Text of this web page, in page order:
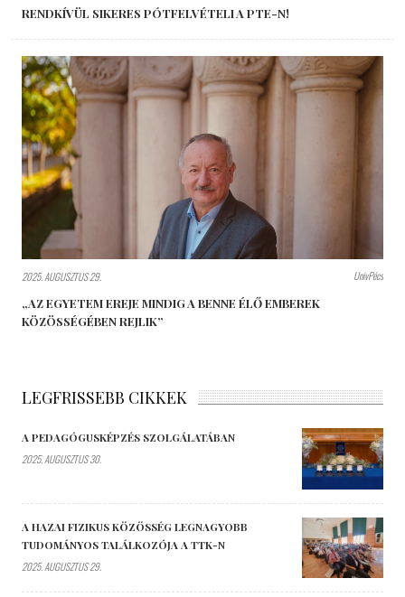
RENDKÍVÜL SIKERES PÓTFELVÉTELI A PTE-N!
2025. AUGUSZTUS 29. UnivPécs
„AZ EGYETEM EREJE MINDIG A BENNE ÉLŐ EMBEREK
KÖZÖSSÉGÉBEN REJLIK”
LEGFRISSEBB CIKKEK
A PEDAGÓGUSKÉPZÉS SZOLGÁLATÁBAN
2025. AUGUSZTUS 30.
A HAZAI FIZIKUS KÖZÖSSÉG LEGNAGYOBB
TUDOMÁNYOS TALÁLKOZÓJA A TTK-N
2025. AUGUSZTUS 29.